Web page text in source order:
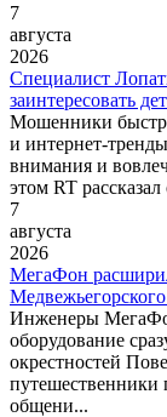
7
августа
2026
Специалист
заинтересовать
Мошенники
и интернет-
внимания и
этом RT
7
августа
2026
МегаФон
Инженеры
оборудование
окрестностей
путешественники
общени...